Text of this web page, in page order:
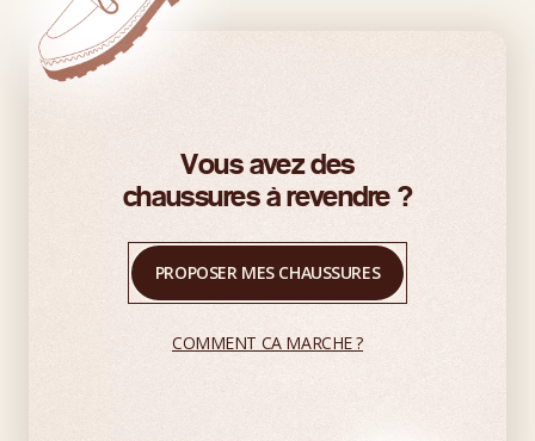
Vous avez des
chaussures à revendre ?
PROPOSER MES CHAUSSURES
COMMENT CA MARCHE ?